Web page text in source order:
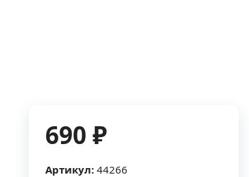
690 ₽
Артикул: 44266